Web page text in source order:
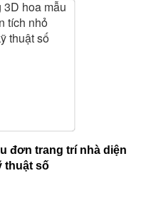
đơn trang trí nhà diện
thuật số